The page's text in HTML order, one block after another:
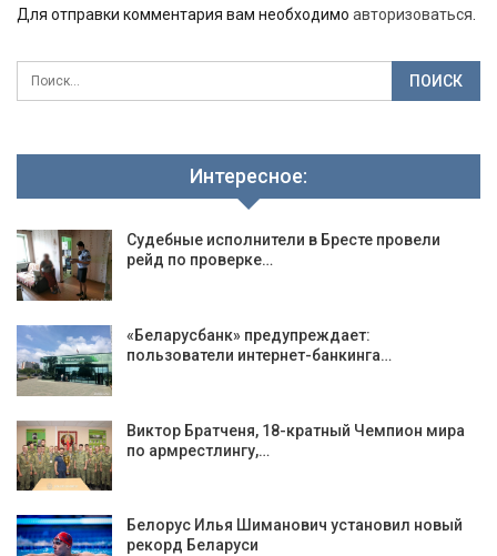
Для отправки комментария вам необходимо авторизоваться.
Интересное:
Судебные исполнители в Бресте провели
рейд по проверке…
«Беларусбанк» предупреждает:
пользователи интернет-банкинга…
Виктор Братченя, 18-кратный Чемпион мира
по армрестлингу,…
Белорус Илья Шиманович установил новый
рекорд Беларуси